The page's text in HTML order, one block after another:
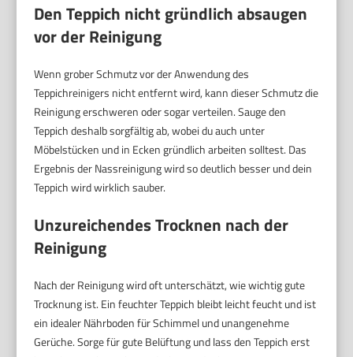
Den Teppich nicht gründlich absaugen
vor der Reinigung
Wenn grober Schmutz vor der Anwendung des
Teppichreinigers nicht entfernt wird, kann dieser Schmutz die
Reinigung erschweren oder sogar verteilen. Sauge den
Teppich deshalb sorgfältig ab, wobei du auch unter
Möbelstücken und in Ecken gründlich arbeiten solltest. Das
Ergebnis der Nassreinigung wird so deutlich besser und dein
Teppich wird wirklich sauber.
Unzureichendes Trocknen nach der
Reinigung
Nach der Reinigung wird oft unterschätzt, wie wichtig gute
Trocknung ist. Ein feuchter Teppich bleibt leicht feucht und ist
ein idealer Nährboden für Schimmel und unangenehme
Gerüche. Sorge für gute Belüftung und lass den Teppich erst